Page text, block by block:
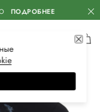
ПОДРОБНЕЕ